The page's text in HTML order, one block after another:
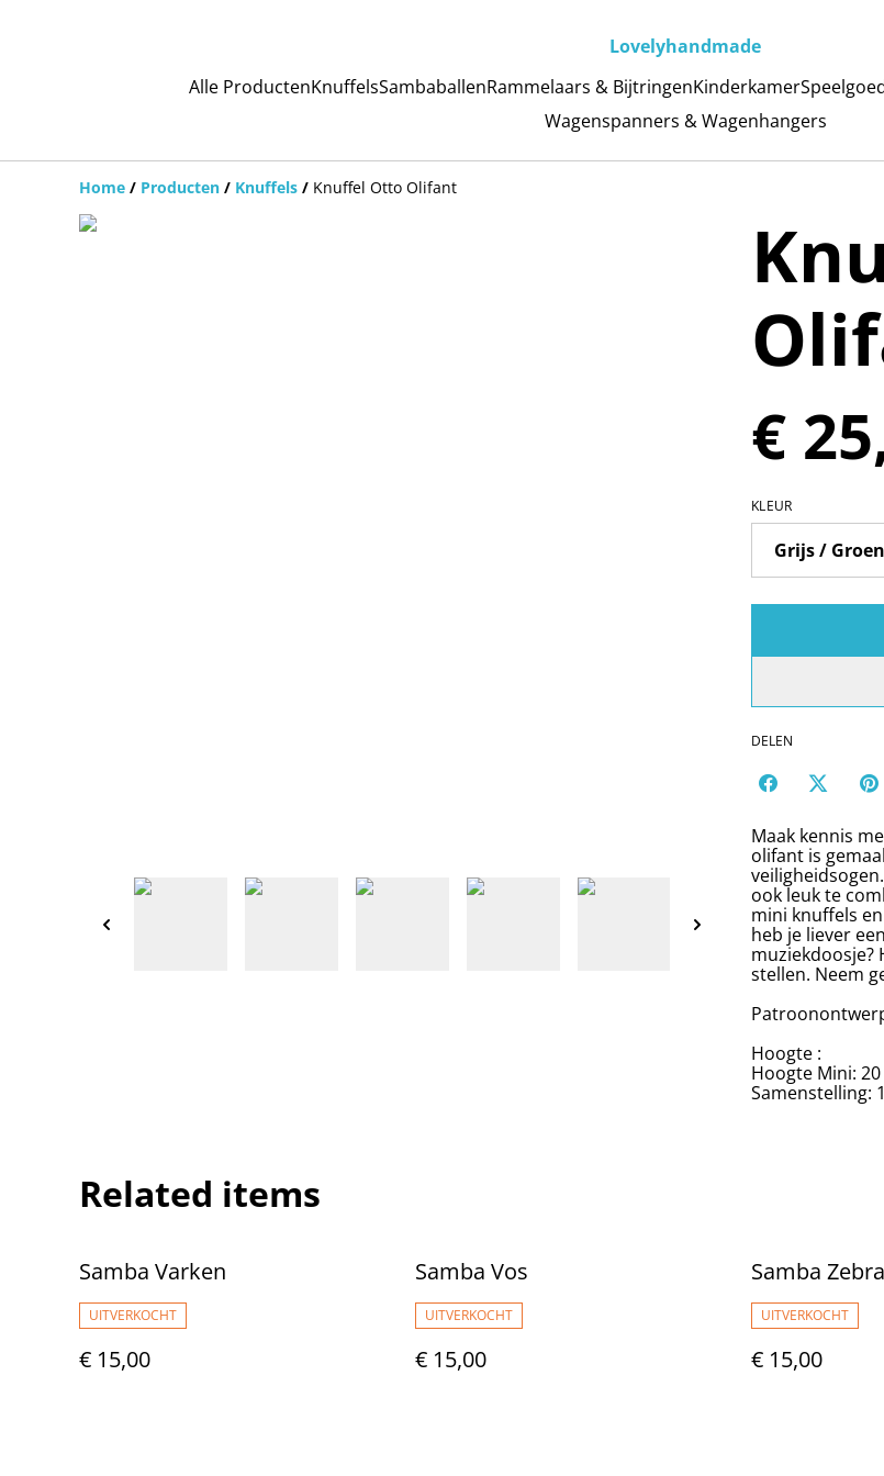
Lovelyhandmade
Alle ProductenKnuffelsSambaballenRammelaars & BijtringenKinderkamer
Wagenspanners & Wagenhangers
Home / Producten / Knuffels / Knuffel Otto Olifant
€
KLEUR
DELEN
Maak kennis
olifant is
ook leuk te
mini knuffels
heb je liever
muziekdoosje?
stellen. Neem
Hoogte :
Hoogte Mini:
Samenstelling:
Related items
Samba Varken
UITVERKOCHT
€ 15,00
Samba Vos
UITVERKOCHT
€ 15,00
Samba Zebra
UITVERKOCHT
€ 15,00